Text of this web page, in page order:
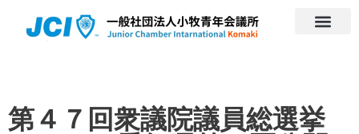
第４７回衆議院議員総選挙